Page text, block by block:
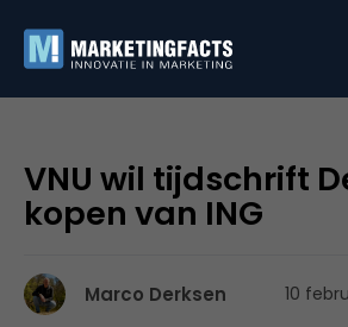
VNU wil tijdschrift
kopen van ING
Marco Derksen 10